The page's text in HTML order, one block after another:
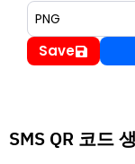
Save
SMS QR 코드